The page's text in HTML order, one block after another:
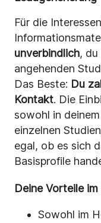
Für die
unverbindlich,
angehenden
Das Beste: Du
Kontakt. Die
sowohl in
einzelnen
egal, ob es sich
Basisprofile
Deine Vorteile
Sowohl im